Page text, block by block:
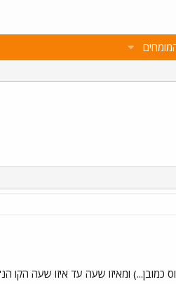
כמובן...) ומאיזו שעה עד איזו שעה הקו